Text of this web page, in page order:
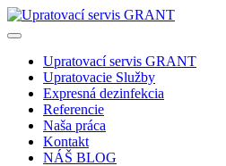
Skip
to
Upratovací servis GRANT
Upratovacie Služby
Expresná dezinfekcia
Referencie
Naša práca
Kontakt
NÁŠ BLOG